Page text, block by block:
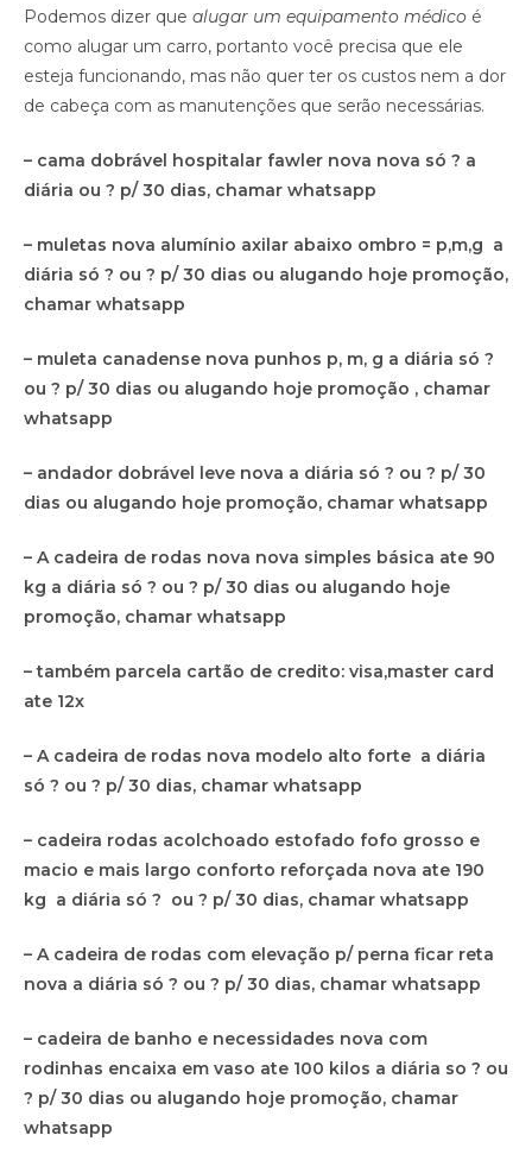
Podemos dizer que alugar um equipamento médico é
como alugar um carro, portanto você precisa que ele
esteja funcionando, mas não quer ter os custos nem a dor
de cabeça com as manutenções que serão necessárias.
– cama dobrável hospitalar fawler nova nova só ? a
diária ou ? p/ 30 dias, chamar whatsapp
– muletas nova alumínio axilar abaixo ombro = p,m,g a
diária só ? ou ? p/ 30 dias ou alugando hoje promoção,
chamar whatsapp
– muleta canadense nova punhos p, m, g a diária só ?
ou ? p/ 30 dias ou alugando hoje promoção , chamar
whatsapp
– andador dobrável leve nova a diária só ? ou ? p/ 30
dias ou alugando hoje promoção, chamar whatsapp
– A cadeira de rodas nova nova simples básica ate 90
kg a diária só ? ou ? p/ 30 dias ou alugando hoje
promoção, chamar whatsapp
– também parcela cartão de credito: visa,master card
ate 12x
– A cadeira de rodas nova modelo alto forte a diária
só ? ou ? p/ 30 dias, chamar whatsapp
– cadeira rodas acolchoado estofado fofo grosso e
macio e mais largo conforto reforçada nova ate 190
kg a diária só ? ou ? p/ 30 dias, chamar whatsapp
– A cadeira de rodas com elevação p/ perna ficar reta
nova a diária só ? ou ? p/ 30 dias, chamar whatsapp
– cadeira de banho e necessidades nova com
rodinhas encaixa em vaso ate 100 kilos a diária so ? ou
? p/ 30 dias ou alugando hoje promoção, chamar
whatsapp